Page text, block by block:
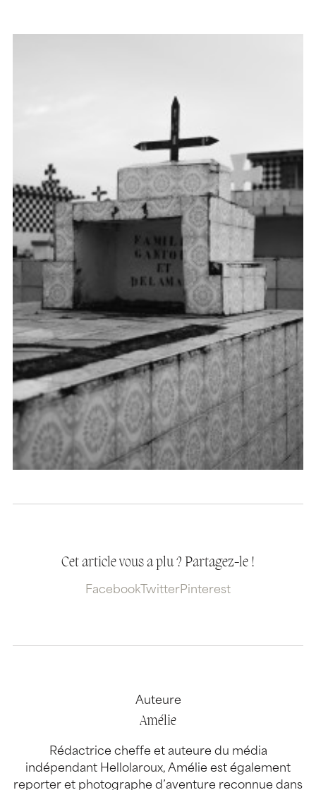
Cet article vous a plu ? Partagez-le !
Facebook TwitterPinterest
Auteure
Amélie
Rédactrice cheffe et auteure du média
indépendant Hellolaroux, Amélie est également
reporter et photographe d’aventure reconnue dans